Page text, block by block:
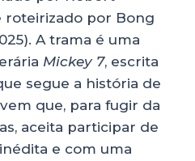
roteirizado por Bong
A trama é uma
Mickey 7, escrita
segue a história de
que, para fugir da
aceita participar de
e com uma